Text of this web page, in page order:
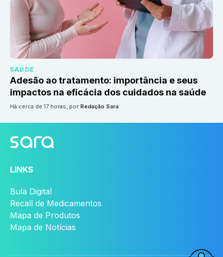
SAÚDE
Adesão ao tratamento: importância e seus
impactos na eficácia dos cuidados na saúde
há cerca de 17 horas, por Redação Sara
LINKS
Bula Digital
Recall de Medicamentos
Mapa de Produtos
Mapa de Notícias